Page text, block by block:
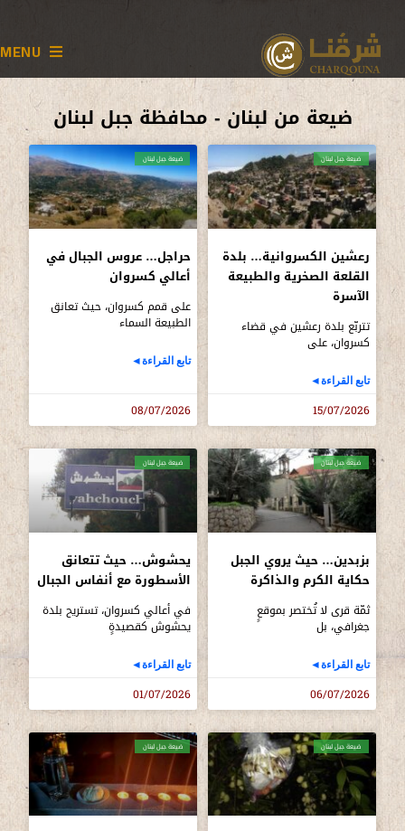
MENU
ضيعة من لبنان - محافظة جبل لبنان
ضيعة جبل لبنان
رعشين الكسروانية… بلدة
القلعة الصخرية والطبيعة
الآسرة
تتربّع بلدة رعشين في قضاء
كسروان، على
تابع القراءة◄
15/07/2026
ضيعة جبل لبنان
حراجل… عروس الجبال في
أعالي كسروان
على قمم كسروان، حيث تعانق
الطبيعة السماء
تابع القراءة◄
08/07/2026
ضيعة جبل لبنان
بزبدين… حيث يروي الجبل
حكاية الكرم والذاكرة
ثمّة قرى لا تُختصر بموقعٍ
جغرافي، بل
تابع القراءة◄
06/07/2026
ضيعة جبل لبنان
يحشوش… حيث تتعانق
الأسطورة مع أنفاس الجبال
في أعالي كسروان، تستريح بلدة
يحشوش كقصيدةٍ
تابع القراءة◄
01/07/2026
ضيعة جبل لبنان ضيعة جبل لبنان